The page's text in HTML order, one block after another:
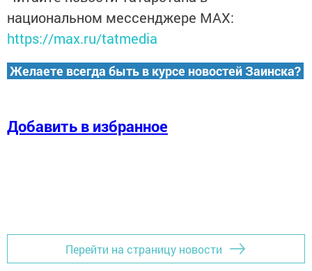
национальном мессенджере MАХ:
https://max.ru/tatmedia
Желаете всегда быть в курсе новостей Заинска?
Добавить в избранное
Перейти на страницу новости